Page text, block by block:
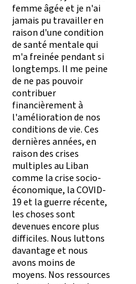
femme âgée et je n'ai
jamais pu travailler en
raison d'une condition
de santé mentale qui
m'a freinée pendant si
longtemps. Il me peine
de ne pas pouvoir
contribuer
financièrement à
l'amélioration de nos
conditions de vie. Ces
dernières années, en
raison des crises
multiples au Liban
comme la crise socio-
économique, la COVID-
19 et la guerre récente,
les choses sont
devenues encore plus
difficiles. Nous luttons
davantage et nous
avons moins de
moyens. Nos ressources